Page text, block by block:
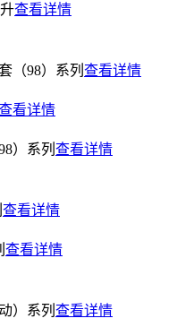
查看详情
（98）系列 查看详情
看详情
）系列 查看详情
查看详情
查看详情
）系列 查看详情